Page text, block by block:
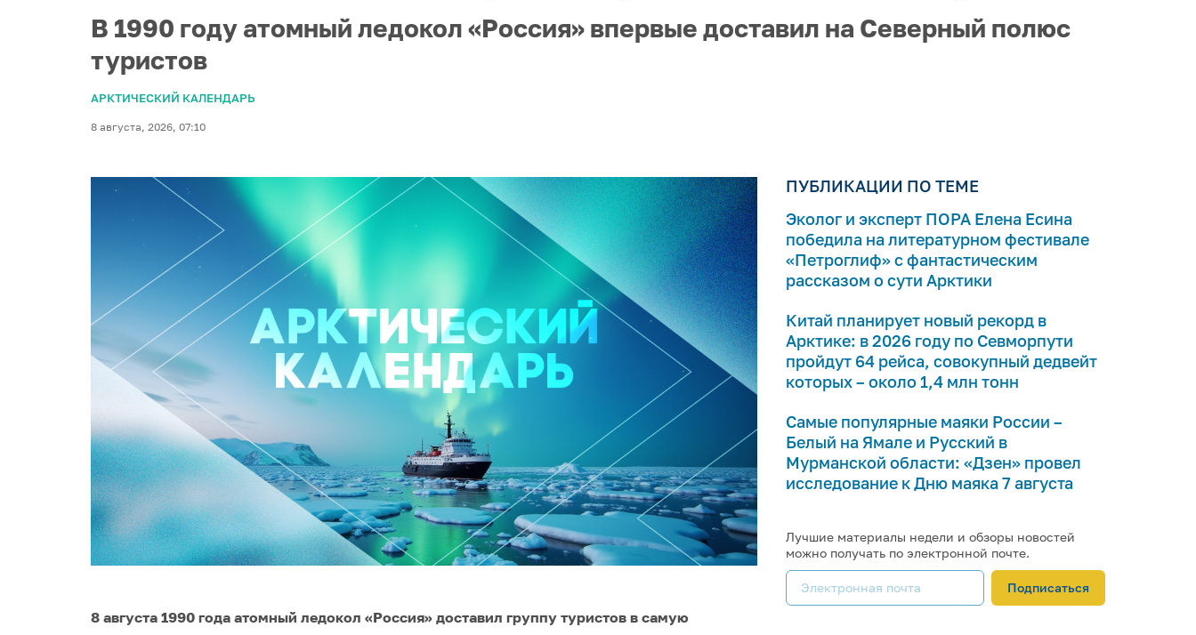
В 1990 году атомный ледокол «Россия» впервые доставил на Северный полюс
туристов
АРКТИЧЕСКИЙ КАЛЕНДАРЬ
8 августа, 2026, 07:10
8 августа 1990 года атомный ледокол «Россия» доставил группу туристов в самую
ПУБЛИКАЦИИ ПО ТЕМЕ
Эколог и эксперт ПОРА Елена Есина
победила на литературном фестивале
«Петроглиф» с фантастическим
рассказом о сути Арктики
Китай планирует новый рекорд в
Арктике: в 2026 году по Севморпути
пройдут 64 рейса, совокупный дедвейт
которых – около 1,4 млн тонн
Самые популярные маяки России –
Белый на Ямале и Русский в
Мурманской области: «Дзен» провел
исследование к Дню маяка 7 августа
Лучшие материалы недели и обзоры новостей
можно получать по электронной почте.
Подписаться